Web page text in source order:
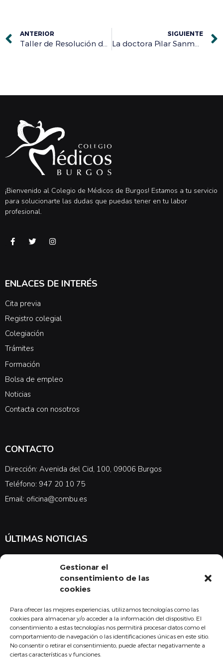
Gestionar el
consentimiento de las
cookies
Para ofrecer las mejores experiencias, utilizamos tecnologías como las
cookies para almacenar y/o acceder a la información del dispositivo. El
consentimiento a estas tecnologías nos permitirá procesar datos como el
comportamiento de navegación o las identificaciones únicas en este sitio.
No consentir o retirar el consentimiento, puede afectar negativamente a
ciertas características y funciones.
ANTERIOR SIGUIENTE
¡Bienvenido al Colegio de Médicos de Burgos! Estamos a tu servicio
para solucionarte las dudas que puedas tener en tu labor
profesional.
ENLACES DE INTERÉS
Cita previa
Registro colegial
Colegiación
Trámites
Formación
Bolsa de empleo
Noticias
Contacta con nosotros
CONTACTO
Dirección: Avenida del Cid, 100, 09006 Burgos
Teléfono: 947 20 10 75
Email: oficina@combu.es
ÚLTIMAS NOTICIAS
noticias en cuanto a medicina y el COMBU
Acepto la política de privacidad
Suscribirse